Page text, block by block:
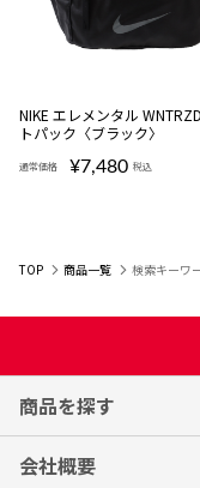
NIKE エレメンタル
トパック〈ブラック〉
通常価格 ¥7,480 税込
NIKE エレメンタル
TOP 商品一覧 検索キーワ
商品を探す
会社概要